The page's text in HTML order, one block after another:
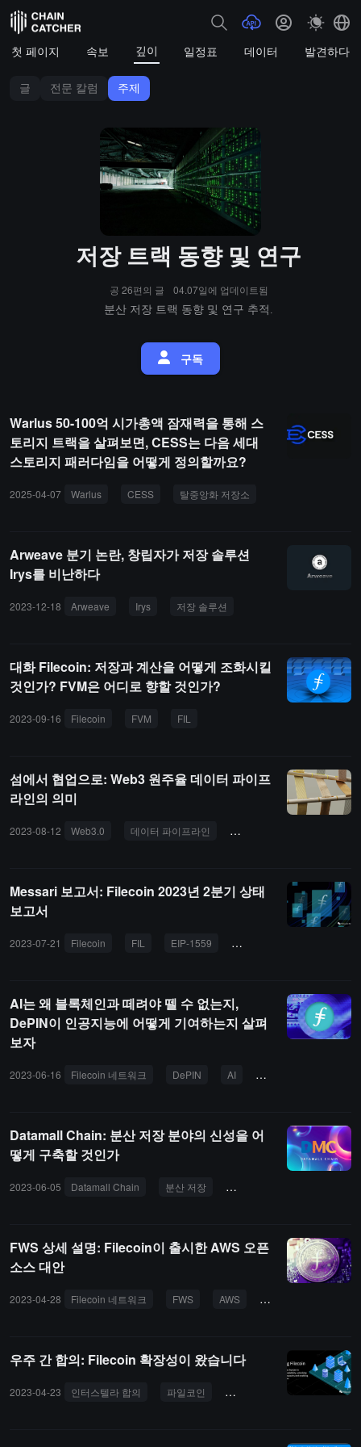
첫 페이지 속보 깊이 일정표 데이터 발견하다
글 전문 칼럼 주제
저장 트랙 동향 및 연구
공 26편의 글 04.07일에 업데이트됨
분산 저장 트랙 동향 및 연구 추적.
구독
Warlus 50-100억 시가총액 잠재력을 통해 스
토리지 트랙을 살펴보면, CESS는 다음 세대
스토리지 패러다임을 어떻게 정의할까요?
2025-04-07 Warlus CESS 탈중앙화 저장소
Arweave 분기 논란, 창립자가 저장 솔루션
Irys를 비난하다
2023-12-18 Arweave Irys 저장 솔루션
대화 Filecoin: 저장과 계산을 어떻게 조화시킬
것인가? FVM은 어디로 향할 것인가?
2023-09-16 Filecoin FVM FIL
섬에서 협업으로: Web3 원주율 데이터 파이프
라인의 의미
2023-08-12 Web3.0 데이터 파이프라인 인공지능
Messari 보고서: Filecoin 2023년 2분기 상태
보고서
2023-07-21 Filecoin FIL EIP-1559 분산 저장
AI는 왜 블록체인과 떼려야 뗄 수 없는지,
DePIN이 인공지능에 어떻게 기여하는지 살펴
보자
2023-06-16 Filecoin 네트워크 DePIN AI Filecoin
Datamall Chain: 분산 저장 분야의 신성을 어
떻게 구축할 것인가
2023-06-05 Datamall Chain 분산 저장 AlephCrypto.xyz
FWS 상세 설명: Filecoin이 출시한 AWS 오픈
소스 대안
2023-04-28 Filecoin 네트워크 FWS AWS 탈중앙화 저장소
우주 간 합의: Filecoin 확장성이 왔습니다
2023-04-23 인터스텔라 합의 파일코인 FVM